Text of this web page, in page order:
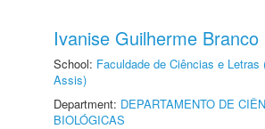
Ivanise Guilherme Branco
School: Faculdade de Ciências e Letras
Assis)
Department: DEPARTAMENTO DE
BIOLÓGICAS